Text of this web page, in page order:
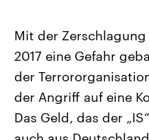
Landtagswahl Sachsen-
2026
Alle Informationen
Sachsen-Anhalt wählt am 6.
September 2026 einen
Landtag. Seit 2021 wird das
Bundesland von einer
Mit der Zerschlagung
2017 eine Gefahr
der
der Angriff auf eine
Das Geld, das der